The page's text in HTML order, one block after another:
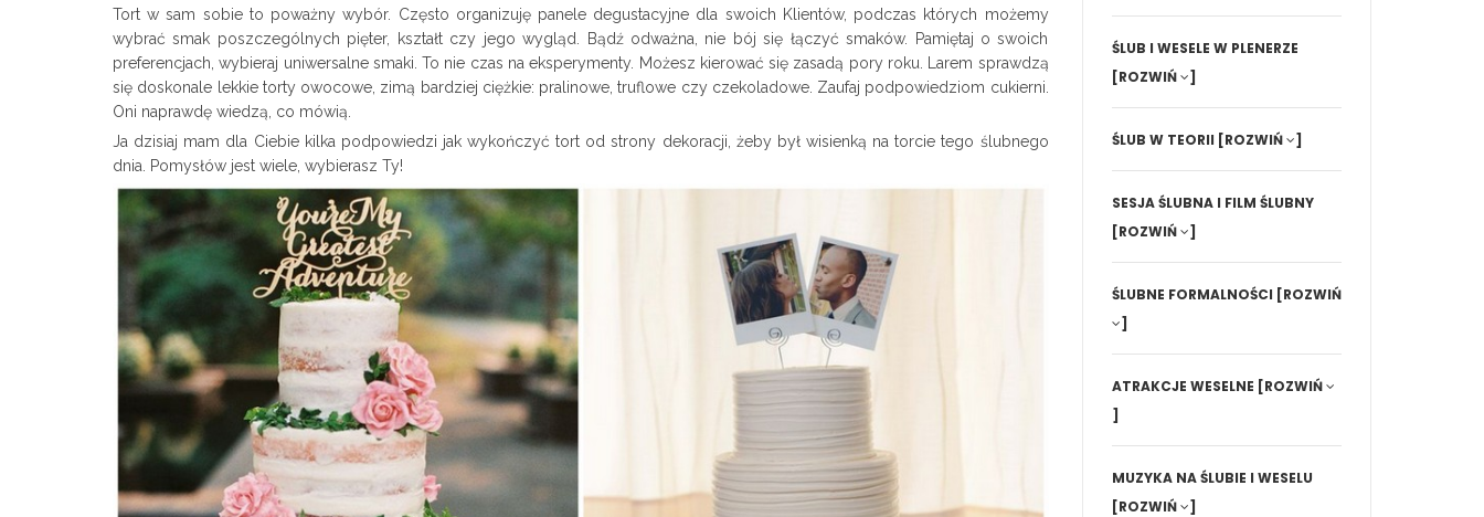
Tort w sam sobie to poważny wybór. Często organizuję panele degustacyjne dla swoich Klientów, podczas których możemy
wybrać smak poszczególnych pięter, kształt czy jego wygląd. Bądź odważna, nie bój się łączyć smaków. Pamiętaj o swoich
preferencjach, wybieraj uniwersalne smaki. To nie czas na eksperymenty. Możesz kierować się zasadą pory roku. Larem sprawdzą
się doskonale lekkie torty owocowe, zimą bardziej ciężkie: pralinowe, truflowe czy czekoladowe. Zaufaj podpowiedziom cukierni.
Oni naprawdę wiedzą, co mówią.
Ja dzisiaj mam dla Ciebie kilka podpowiedzi jak wykończyć tort od strony dekoracji, żeby był wisienką na torcie tego ślubnego
dnia. Pomysłów jest wiele, wybierasz Ty!
ŚLUB I WESELE W PLENERZE
[ROZWIŃ
]
ŚLUB W TEORII [ROZWIŃ ]
SESJA ŚLUBNA I FILM ŚLUBNY
[ROZWIŃ
]
ŚLUBNE FORMALNOŚCI [ROZWIŃ
]
ATRAKCJE WESELNE [ROZWIŃ
]
MUZYKA NA ŚLUBIE I WESELU
[ROZWIŃ
]